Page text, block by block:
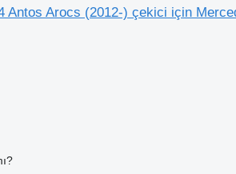
Antos Arocs (2012-) çekici için